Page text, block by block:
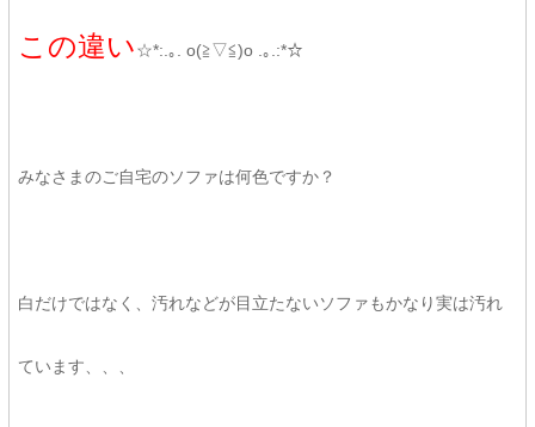
この違い☆*:.｡. o(≧▽≦)o .｡.:*☆
みなさまのご自宅のソファは何色ですか？
白だけではなく、汚れなどが目立たないソファもかなり実は汚れ
ています、、、